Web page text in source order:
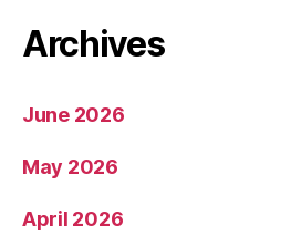
Archives
June 2026
May 2026
April 2026